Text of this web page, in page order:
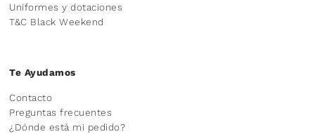
Uniformes y dotaciones
T&C Black Weekend
Te Ayudamos
Contacto
Preguntas frecuentes
¿Dónde está mi pedido?